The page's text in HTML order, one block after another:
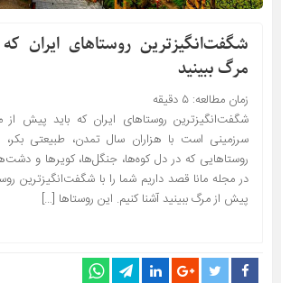
شگفت‌انگیزترین روستاهای ایران
مرگ ببینید
زمان مطالعه: ۵ دقیقه
شگفت‌انگیزترین روستاهای ایران که باید پیش
سرزمینی است با هزاران سال تمدن، طبیعتی بکر،
روستاهایی که در دل کوه‌ها، جنگل‌ها، کویرها و
در مجله مانا قصد داریم شما را با شگفت‌انگیزترین
پیش از مرگ ببینید آشنا کنیم. این روستاها […]